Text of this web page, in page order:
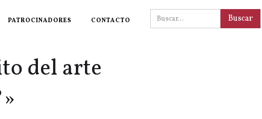
PATROCINADORES CONTACTO
del arte